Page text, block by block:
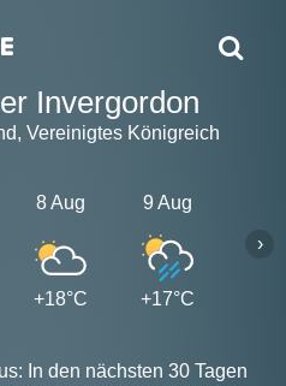
Invergordon
Vereinigtes Königreich
8 Aug
+18°C
9 Aug
+17°C
›
In den nächsten 30 Tagen